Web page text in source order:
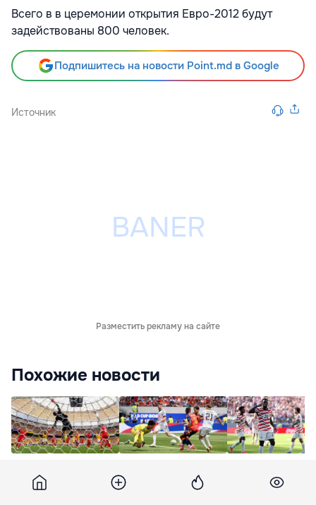
Всего в в церемонии открытия Евро-2012 будут
задействованы 800 человек.
Подпишитесь на новости Point.md в Google
Источник
Разместить рекламу на сайте
Похожие новости
участники
четвертьфинала
Бельгию со счетом
2:1, вышла в
нападающего
$40 000 после